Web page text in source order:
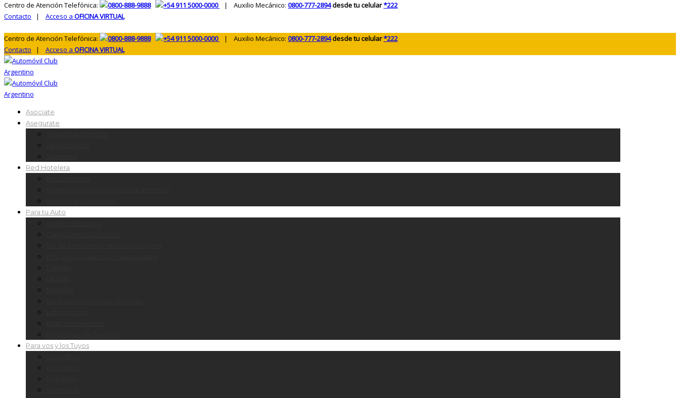
Centro de Atención Telefónica: 0800-888-9888 +54 911 5000-0000 | Auxilio Mecánico: 0800-777-2894desde tu celular*222
Contacto | Acceso a OFICINA VIRTUAL
Centro de Atención Telefónica: 0800-888-9888 +54 911 5000-0000 | Auxilio Mecánico: 0800-777-2894desde tu celular*222
Contacto | Acceso a OFICINA VIRTUAL
Asociate
Asegurate
Red Hotelera
Para tu Auto
Para vos y los Tuyos